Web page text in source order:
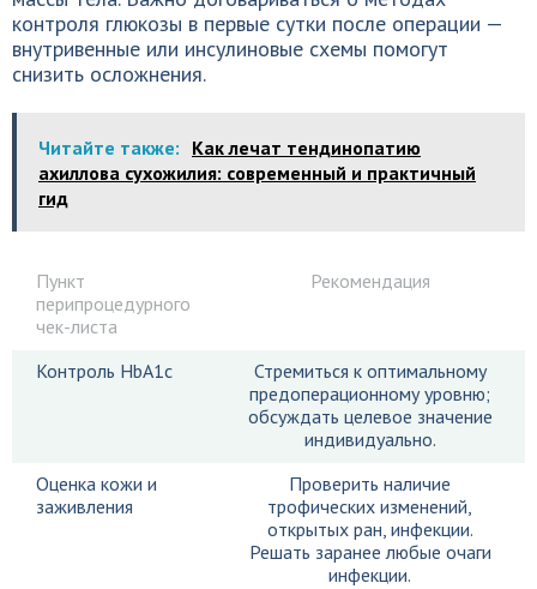
контроля глюкозы в первые сутки после операции —
внутривенные или инсулиновые схемы помогут
снизить осложнения.
Читайте также: Как лечат тендинопатию
ахиллова сухожилия: современный и практичный
гид
Пункт
перипроцедурного
чек-листа
Рекомендация
Контроль HbA1c
Стремиться к оптимальному
предоперационному уровню;
обсуждать целевое значение
индивидуально.
Оценка кожи и
заживления
Проверить наличие
трофических изменений,
открытых ран, инфекции.
Решать заранее любые очаги
инфекции.